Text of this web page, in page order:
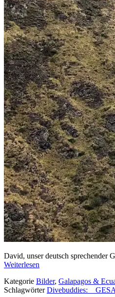
David, unser deutsch sprechender
Weiterlesen
Kategorie Bilder, Galapagos &
SchlagwörterDivebuddies: _ GESA